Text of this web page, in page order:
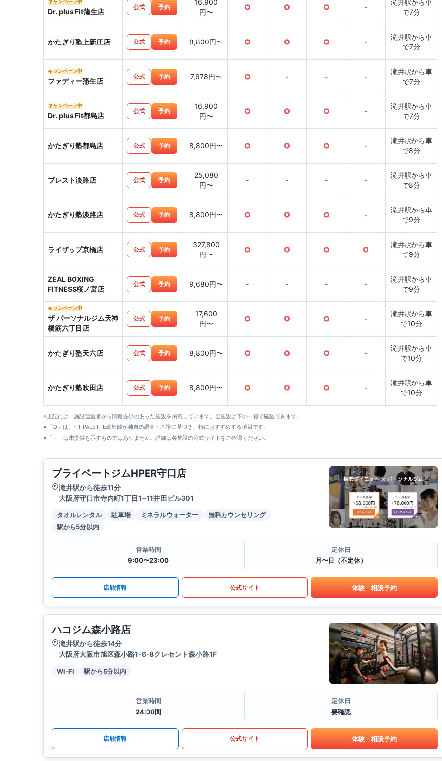
キャンペーン中
Dr. plus Fit蒲生店
公式 予約
16,900
円〜
○ ○ ○ -
滝井駅から車
で7分
かたぎり塾上新庄店 公式 予約 8,800円〜 ○ ○ ○ -
滝井駅から車
で7分
キャンペーン中
ファディー蒲生店
公式 予約 7,678円〜 ○ - - -
滝井駅から車
で7分
キャンペーン中
Dr. plus Fit都島店
公式 予約
16,900
円〜
○ ○ ○ -
滝井駅から車
で7分
かたぎり塾都島店 公式 予約 8,800円〜 ○ ○ ○ -
滝井駅から車
で8分
ブレスト淡路店 公式 予約
25,080
円〜
- - - -
滝井駅から車
で8分
かたぎり塾淡路店 公式 予約 8,800円〜 ○ ○ ○ -
滝井駅から車
で9分
ライザップ京橋店 公式 予約
327,800
円〜
○ ○ ○ ○
滝井駅から車
で9分
ZEAL BOXING
FITNESS桜ノ宮店
公式 予約 9,680円〜 - - - -
滝井駅から車
で9分
キャンペーン中
ザ パーソナルジム天神
橋筋六丁目店
公式 予約
17,600
円〜
○ ○ ○ -
滝井駅から車
で10分
かたぎり塾天六店 公式 予約 8,800円〜 ○ ○ ○ -
滝井駅から車
で10分
かたぎり塾吹田店 公式 予約 8,800円〜 ○ ○ ○ -
滝井駅から車
で10分
※上記には、施設運営者から情報提供のあった施設を掲載しています。全施設は下の一覧で確認できます。
※「○」は、FIT PALETTE編集部が独自の調査・基準に基づき、特におすすめする項目です。
※「－」は未提供を示すものではありません。詳細は各施設の公式サイトをご確認ください。
プライベートジムHPER守口店
滝井駅から徒歩11分
大阪府守口市寺内町1丁目1−11井田ビル301
タオルレンタル 駐車場 ミネラルウォーター
無料カウンセリング
駅から5分以内
営業時間
9:00〜23:00
定休日
月〜日（不定休）
店舗情報 公式サイト 体験・相談予約
ハコジム森小路店
滝井駅から徒歩14分
大阪府大阪市旭区森小路1-6-8クレセント森小路1F
Wi-Fi 駅から5分以内
営業時間
24:00間
定休日
要確認
店舗情報 公式サイト 体験・相談予約